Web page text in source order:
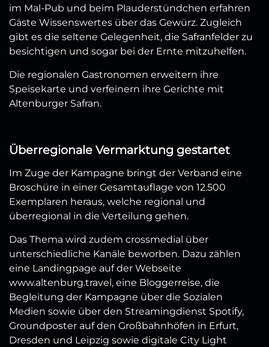
im Mal-Pub und beim Plauderstündchen erfahren
Gäste Wissenswertes über das Gewürz. Zugleich
gibt es die seltene Gelegenheit, die Safranfelder zu
besichtigen und sogar bei der Ernte mitzuhelfen.
Die regionalen Gastronomen erweitern ihre
Speisekarte und verfeinern ihre Gerichte mit
Altenburger Safran.
Überregionale Vermarktung gestartet
Im Zuge der Kampagne bringt der Verband eine
Broschüre in einer Gesamtauflage von 12.500
Exemplaren heraus, welche regional und
überregional in die Verteilung gehen.
Das Thema wird zudem crossmedial über
unterschiedliche Kanäle beworben. Dazu zählen
eine Landingpage auf der Webseite
www.altenburg.travel, eine Bloggerreise, die
Begleitung der Kampagne über die Sozialen
Medien sowie über den Streamingdienst Spotify,
Groundposter auf den Großbahnhöfen in Erfurt,
Dresden und Leipzig sowie digitale City Light